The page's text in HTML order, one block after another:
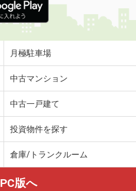
月極駐車場
中古マンション
中古一戸建て
投資物件を探す
倉庫/トランクルーム
PC版へ